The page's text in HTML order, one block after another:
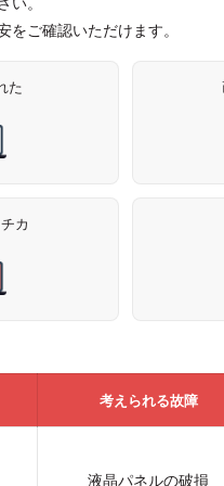
ご確認いただけます。
た
カ
考えられる故障
液晶パネルの破損